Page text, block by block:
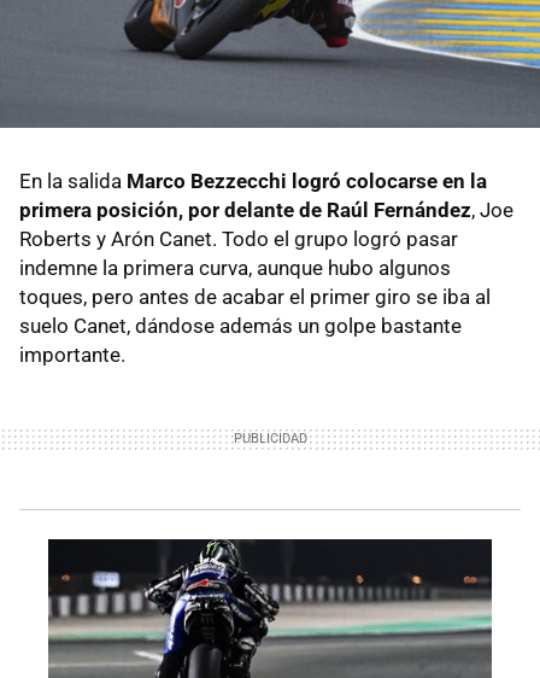
En la salida Marco Bezzecchi logró colocarse en la
primera posición, por delante de Raúl Fernández, Joe
Roberts y Arón Canet. Todo el grupo logró pasar
indemne la primera curva, aunque hubo algunos
toques, pero antes de acabar el primer giro se iba al
suelo Canet, dándose además un golpe bastante
importante.